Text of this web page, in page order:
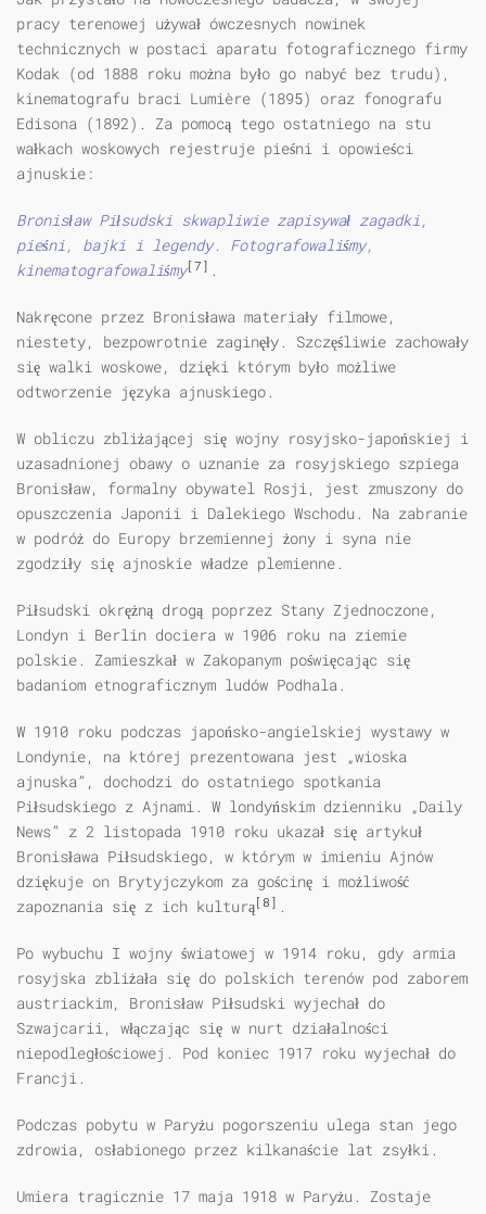
pracy terenowej używał ówczesnych nowinek
technicznych w postaci aparatu fotograficznego firmy
Kodak (od 1888 roku można było go nabyć bez trudu),
kinematografu braci Lumière (1895) oraz fonografu
Edisona (1892). Za pomocą tego ostatniego na stu
wałkach woskowych rejestruje pieśni i opowieści
ajnuskie:
Bronisław Piłsudski skwapliwie zapisywał zagadki,
pieśni, bajki i legendy. Fotografowaliśmy,
kinematografowaliśmy[7] .
Nakręcone przez Bronisława materiały filmowe,
niestety, bezpowrotnie zaginęły. Szczęśliwie zachowały
się walki woskowe, dzięki którym było możliwe
odtworzenie języka ajnuskiego.
W obliczu zbliżającej się wojny rosyjsko-japońskiej i
uzasadnionej obawy o uznanie za rosyjskiego szpiega
Bronisław, formalny obywatel Rosji, jest zmuszony do
opuszczenia Japonii i Dalekiego Wschodu. Na zabranie
w podróż do Europy brzemiennej żony i syna nie
zgodziły się ajnoskie władze plemienne.
Piłsudski okrężną drogą poprzez Stany Zjednoczone,
Londyn i Berlin dociera w 1906 roku na ziemie
polskie. Zamieszkał w Zakopanym poświęcając się
badaniom etnograficznym ludów Podhala.
W 1910 roku podczas japońsko-angielskiej wystawy w
Londynie, na której prezentowana jest „wioska
ajnuska”, dochodzi do ostatniego spotkania
Piłsudskiego z Ajnami. W londyńskim dzienniku „Daily
News” z 2 listopada 1910 roku ukazał się artykuł
Bronisława Piłsudskiego, w którym w imieniu Ajnów
dziękuje on Brytyjczykom za gościnę i możliwość
zapoznania się z ich kulturą[8] .
Po wybuchu I wojny światowej w 1914 roku, gdy armia
rosyjska zbliżała się do polskich terenów pod zaborem
austriackim, Bronisław Piłsudski wyjechał do
Szwajcarii, włączając się w nurt działalności
niepodległościowej. Pod koniec 1917 roku wyjechał do
Francji.
Podczas pobytu w Paryżu pogorszeniu ulega stan jego
zdrowia, osłabionego przez kilkanaście lat zsyłki.
Umiera tragicznie 17 maja 1918 w Paryżu. Zostaje